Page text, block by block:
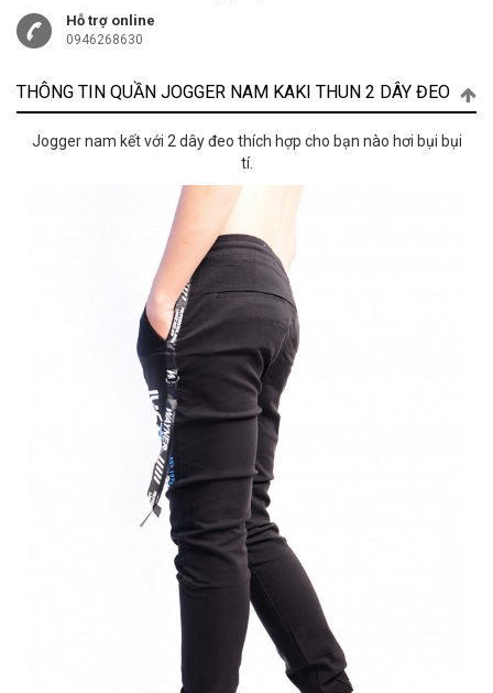
Hỗ trợ online
0946268630
THÔNG TIN QUẦN JOGGER NAM KAKI THUN 2 DÂY ĐEO
Jogger nam kết với 2 dây đeo thích hợp cho bạn nào hơi bụi bụi
tí.